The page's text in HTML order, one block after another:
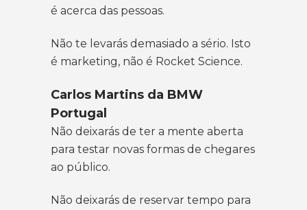
é acerca das pessoas.
Não te levarás demasiado a sério. Isto
é marketing, não é Rocket Science.
Carlos Martins da BMW
Portugal
Não deixarás de ter a mente aberta
para testar novas formas de chegares
ao público.
Não deixarás de reservar tempo para